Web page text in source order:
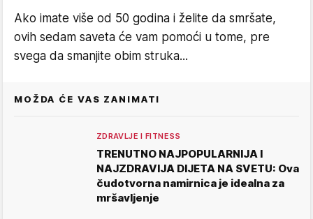
Ako imate više od 50 godina i želite da smršate,
ovih sedam saveta će vam pomoći u tome, pre
svega da smanjite obim struka...
MOŽDA ĆE VAS ZANIMATI
ZDRAVLJE I FITNESS
TRENUTNO NAJPOPULARNIJA I
NAJZDRAVIJA DIJETA NA SVETU: Ova
čudotvorna namirnica je idealna za
mršavljenje